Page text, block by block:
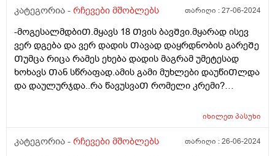
კარგად მიეწოდება ტვინს, ახლა გულის ექოსკოპიაზე
გუგლში ვკითხულობ რომ ბავშვი გადაუდებელ
დახმარებას საჭიროებს თუ სუნთქვის დროს
გულმკერდი ეზნიქება ასევე ყელთან და თუ აქვს
აპნოეო და რაღა ვქნა არ ვიცი, ისევ მივიყვანო ვინმე
სხვასთან? ანუ თითქოს როგორც კი გაიგებენ
სტრიდორი ხომ ნიშნავს იმას რომ ბავშვს ან
დიდ ძალას ატანს სუნთქვის დროს. როგორ მოვიქცე?
კატეგორია - რჩევები მშობლებს თარიღი :27-06-2024
-მოგესალმდბიᲗ.მყავს 18 Თვის ბავᲨვი.მყარად ისევ
ვერ დგება და ვერ დადის Თავად დაყრდნობის გარეᲨე
Თუმცა რიცა რამეს ეხება დადის მაგრამ უმეტესად
ხოხავს Თან სწრაფად.ამის გამი მუხლები დაუწიᲗლდა
და დაულურჯდა..რა წავუსვაᲗ რომელი კრემი?
იხილეთპასუხი
კატეგორია - რჩევები მშობლებს თარიღი :26-06-2024